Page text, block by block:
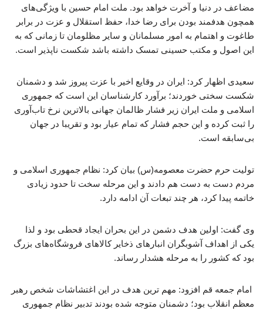
مضاعف در دنیا و آخرت خواهد بود. ملت امام حسین با ویژگی‌های
همچون هدفمند بودن برای رضا خدا، حفظ استقلال و عزت در برابر
طاغوت و اهتمام به امور مسلمانان و سایر مظلومان تا زمانی که به
این اصول و مکتب حسینی تمسک داشته باشد شکست ناپذیر است.
سعیدی اظهار کرد: ایران در وقایع اخیر با عزت پیروز شد و دشمنان
شکست سختی خوردند؛ برآورد کارشناسان این است که جمهوری
اسلامی و ملت ایران زیر فشار ظالمان جهانی بالاترین نرخ تاب‌آوری
را ثبت کرده و این حجم فشار که تمام عیار بود و تقریبا در جهان
بی‌سابقه است.
تولیت حرم حضرت معصومه(س) بیان کرد: نظام جمهوری اسلامی و
مردم دست به دست هم دادند و این مرحله سخت تا حدود زیادی
خاتمه پیدا کرد، هر چند تبعات آن ادامه دارد.
وی گفت: اولین هدف دشمن در این بحران ایجاد قحطی بود و لذا
یکی از اهداف آشوبگران انبارهای ذخایر کالاهای فروشگاه‌های بزرگ
بود که کشور را به مرحله هشدار رساند.
امام جمعه قم افزود: مهم ترین هدف در این اغتشاشات شخص رهبر
معظم انقلاب بود؛ دشمنان متوجه شده بودند تدبیر نظام جمهوری